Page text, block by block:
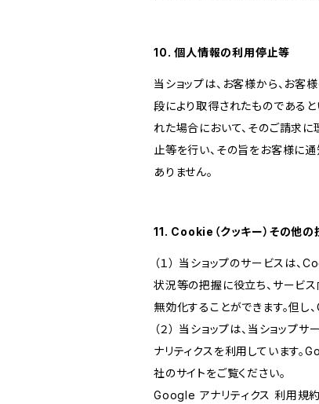
10. 個人情報の利用停止等
当ショップは、お客様から、お
段により取得されたものであると
れた場合において、そのご請求
止等を行い、その旨をお客様に
ありません。
11. Cookie（クッキー）その他
（１） 当ショップのサービスは
状況等の把握に役立ち、サービ
無効化することができます。但
（２） 当ショップは、当ショッ
ナリティクスを利用しています
社のサイトをご覧ください。
Google アナリティクス 利用規約